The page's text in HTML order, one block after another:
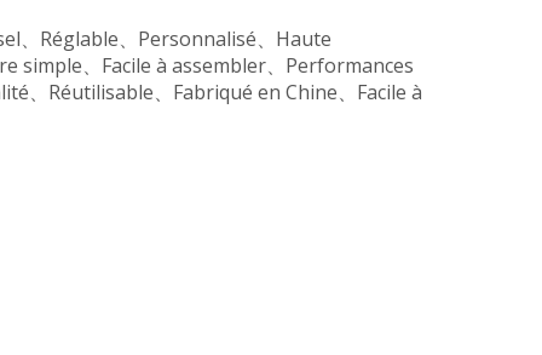
Réglable、Personnalisé、Haute
simple、Facile à assembler、Performances
、Réutilisable、Fabriqué en Chine、Facile à